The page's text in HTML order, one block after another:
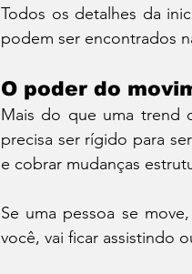
Todos os detalhes da
podem ser encontrados
O poder do
Mais do que uma trend
precisa ser rígido para
e cobrar mudanças
Se uma pessoa se
você, vai ficar assistindo